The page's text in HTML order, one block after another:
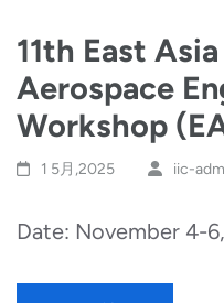
11th East
Aerospace
Workshop
1 5月,2025 iic-
Date: November 4-